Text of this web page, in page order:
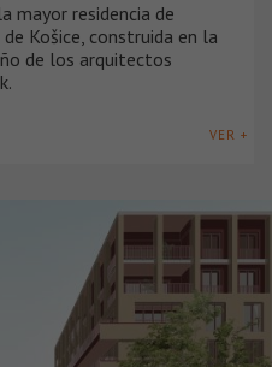
mayor residencia de
Košice, construida en la
de los arquitectos
VER +